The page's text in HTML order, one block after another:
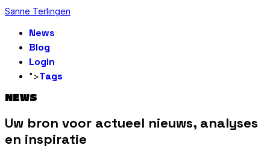
Sanne Terlingen
News
Blog
Login
">Tags
NEWS
Uw bron voor actueel nieuws, analyses
en inspiratie